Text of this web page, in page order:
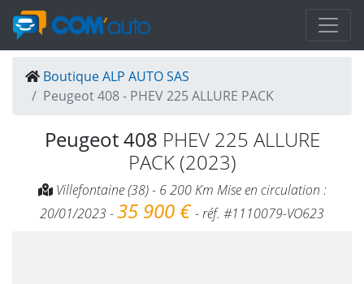
Boutique ALP AUTO SAS
Peugeot 408 - PHEV 225 ALLURE PACK
Peugeot 408 PHEV 225 ALLURE
PACK (2023)
Villefontaine (38) - 6 200 Km Mise en circulation :
20/01/2023 -35 900 €- réf. #1110079-VO623